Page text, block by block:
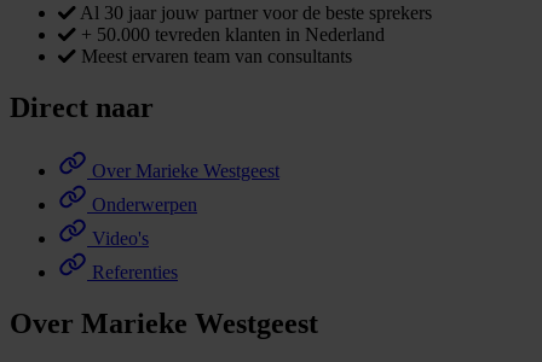
Al 30 jaar jouw partner voor de beste sprekers
+ 50.000 tevreden klanten in Nederland
Meest ervaren team van consultants
Direct naar
Over Marieke Westgeest
Onderwerpen
Video's
Referenties
Over Marieke Westgeest